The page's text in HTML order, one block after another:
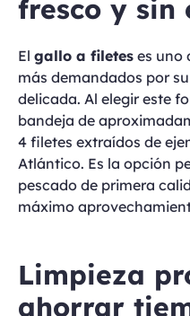
fresco y sin
El gallo a filetes es uno
más demandados por
delicada. Al elegir este
bandeja de
4 filetes extraídos de
Atlántico. Es la opción
pescado de primera
máximo
Limpieza
ahorrar